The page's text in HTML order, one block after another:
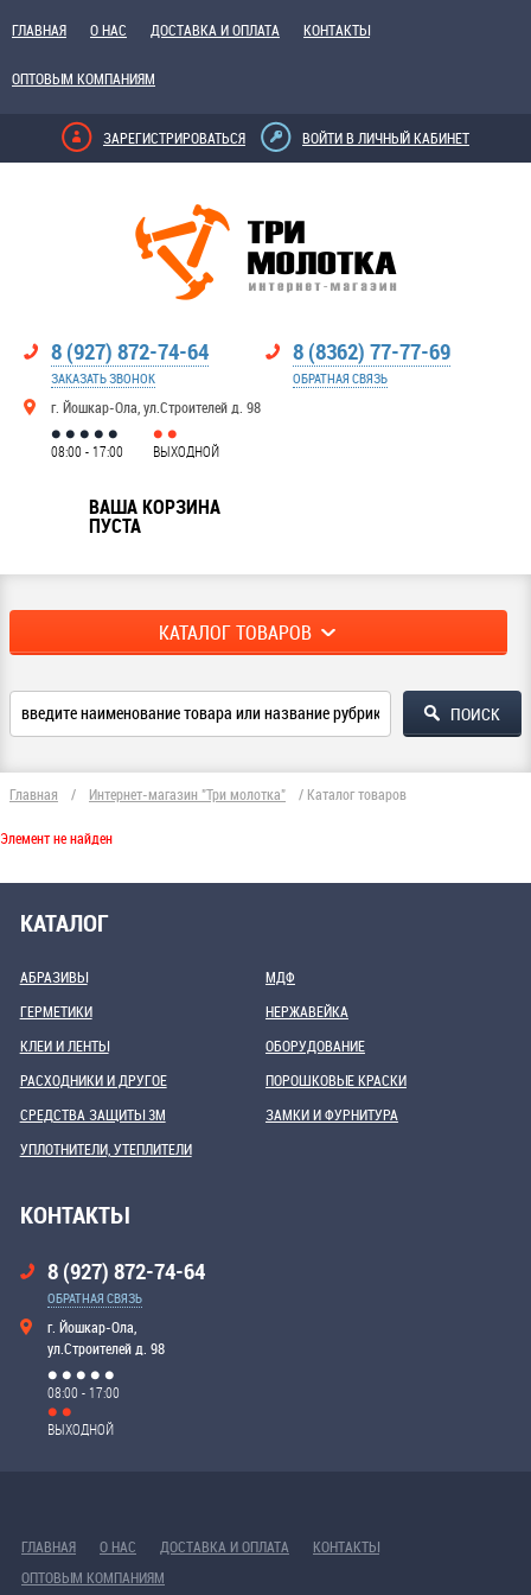
ГЛАВНАЯ О НАС ДОСТАВКА И ОПЛАТА КОНТАКТЫ
ОПТОВЫМ КОМПАНИЯМ
ЗАРЕГИСТРИРОВАТЬСЯ ВОЙТИ В ЛИЧНЫЙ КАБИНЕТ
8 (927) 872-74-64
ЗАКАЗАТЬ ЗВОНОК
г. Йошкар-Ола, ул.Строителей д. 98
8 (8362) 77-77-69
ОБРАТНАЯ СВЯЗЬ
08:00 - 17:00 ВЫХОДНОЙ
ВАША КОРЗИНА
ПУСТА
КАТАЛОГ ТОВАРОВ
Главная / Интернет-магазин "Три молотка" / Каталог товаров
Элемент не найден
КАТАЛОГ
АБРАЗИВЫ
ГЕРМЕТИКИ
КЛЕИ И ЛЕНТЫ
МДФ
НЕРЖАВЕЙКА
ОБОРУДОВАНИЕ
РАСХОДНИКИ И ДРУГОЕ
СРЕДСТВА ЗАЩИТЫ 3М
УПЛОТНИТЕЛИ, УТЕПЛИТЕЛИ
ПОРОШКОВЫЕ КРАСКИ
ЗАМКИ И ФУРНИТУРА
КОНТАКТЫ
8 (927) 872-74-64
ОБРАТНАЯ СВЯЗЬ
г. Йошкар-Ола,
ул.Строителей д. 98
08:00 - 17:00
ВЫХОДНОЙ
ГЛАВНАЯ О НАС ДОСТАВКА И ОПЛАТА
КОНТАКТЫ
ОПТОВЫМ КОМПАНИЯМ